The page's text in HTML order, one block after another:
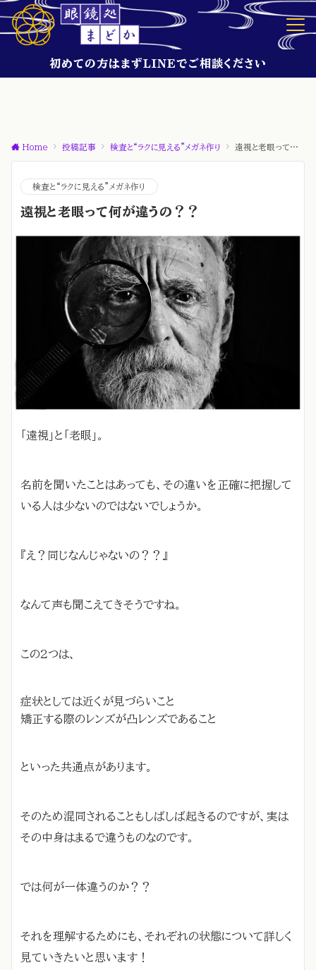
初めての方はまずLINEでご相談ください
Home 投稿記事 検査と“ラクに見える”メガネ作り 遠視と老眼って何が違うの？？
検査と“ラクに見える”メガネ作り
遠視と老眼って何が違うの？？
「遠視」と「老眼」。
名前を聞いたことはあっても、その違いを正確に把握して
いる人は少ないのではないでしょうか。
『え？同じなんじゃないの？？』
なんて声も聞こえてきそうですね。
この2つは、
症状としては近くが見づらいこと
矯正する際のレンズが凸レンズであること
といった共通点があります。
そのため混同されることもしばしば起きるのですが、実は
その中身はまるで違うものなのです。
では何が一体違うのか？？
それを理解するためにも、それぞれの状態について詳しく
見ていきたいと思います！